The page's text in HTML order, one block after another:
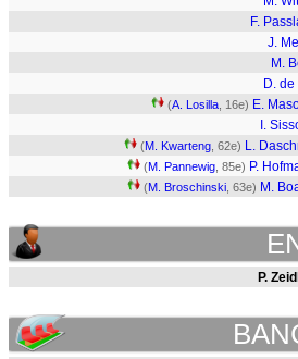
F.
J.
M.
D. de
(A. Losilla , 16e) E.
I.
(M. Kwarteng , 62e) L.
(M. Pannewig , 85e) P.
(M. Broschinski , 63e) M.
P.